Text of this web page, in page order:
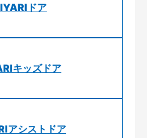
ドア
キッズドア
アシストドア